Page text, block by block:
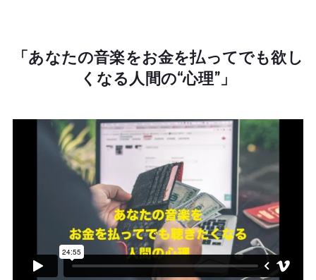
「あなたの音楽をお金を払ってでも欲し
くなる人間の“心理”」